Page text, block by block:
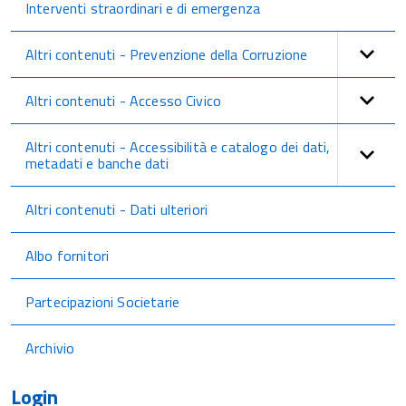
Interventi straordinari e di emergenza
Altri contenuti - Prevenzione della Corruzione
Altri contenuti - Accesso Civico
Altri contenuti - Accessibilità e catalogo dei dati,
metadati e banche dati
Altri contenuti - Dati ulteriori
Albo fornitori
Partecipazioni Societarie
Archivio
Login